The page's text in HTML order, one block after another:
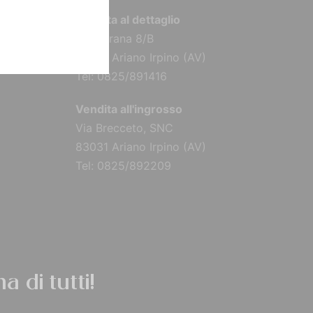
Vendita al dettaglio
Via Torana 8/B
83031 Ariano Irpino (AV)
Tel: 0825/891416
Vendita all'ingrosso
Via Brecceto, SNC
83031 Ariano Irpino (AV)
Tel: 0825/892209
di tutti!